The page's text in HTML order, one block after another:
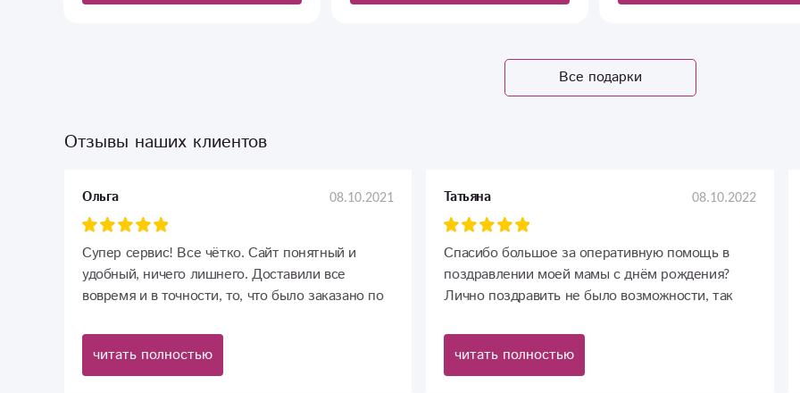
Все подарки
Отзывы наших клиентов
Ольга 08.10.2021
Супер сервис! Все чётко. Сайт понятный и
удобный, ничего лишнего. Доставили все
вовремя и в точности, то, что было заказано по
процветания!
читать полностью
Татьяна 08.10.2022
Спасибо большое за оперативную помощь в
поздравлении моей мамы с днём рождения?
Лично поздравить не было возможности, так
растрогана до слез, говорит, что ей ещё никогда
в жизни не делали подобные сюрпризы
читать полностью